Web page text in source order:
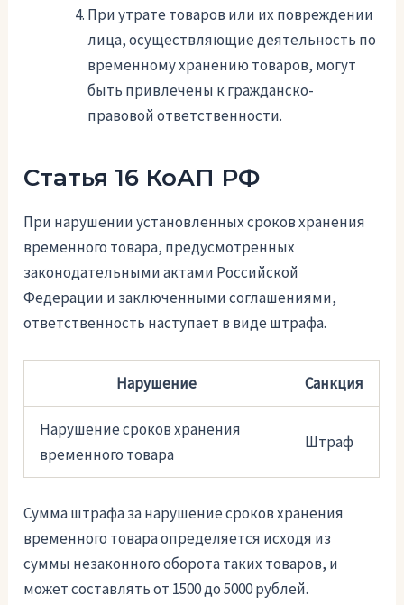
При утрате товаров или их повреждении
лица, осуществляющие деятельность по
временному хранению товаров, могут
быть привлечены к гражданско-
правовой ответственности.
Статья 16 КоАП РФ
При нарушении установленных сроков хранения
временного товара, предусмотренных
законодательными актами Российской
Федерации и заключенными соглашениями,
ответственность наступает в виде штрафа.
Нарушение Санкция
Нарушение сроков хранения
временного товара
Штраф
Сумма штрафа за нарушение сроков хранения
временного товара определяется исходя из
суммы незаконного оборота таких товаров, и
может составлять от 1500 до 5000 рублей.